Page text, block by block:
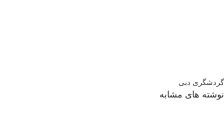
گردشگری دبی
نوشته های مشابه